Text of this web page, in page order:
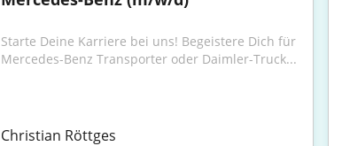
Starte Deine Karriere bei uns! Begeistere Dich für
Mercedes-Benz Transporter oder Daimler-Truck...
Christian Röttges